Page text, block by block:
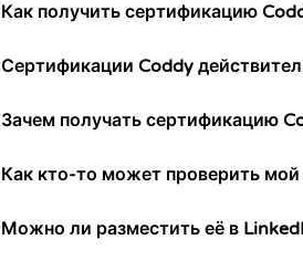
Как получить сертификацию
Сертификации Coddy
Зачем получать сертификацию
Как кто-то может проверить мой
Можно ли разместить её в